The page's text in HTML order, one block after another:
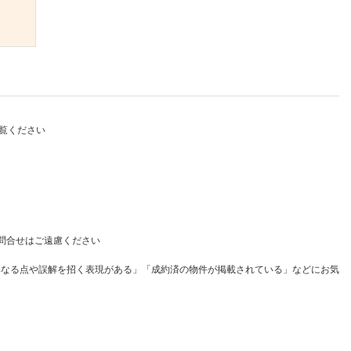
ください
合せはご遠慮ください
る点や誤解を招く表現がある」「成約済の物件が掲載されている」などにお気